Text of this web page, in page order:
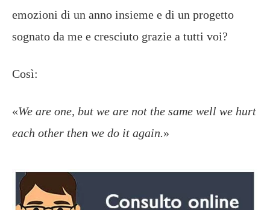
emozioni di un anno insieme e di un progetto
sognato da me e cresciuto grazie a tutti voi?
Così:
«We are one, but we are not the same well we hurt
each other then we do it again.»